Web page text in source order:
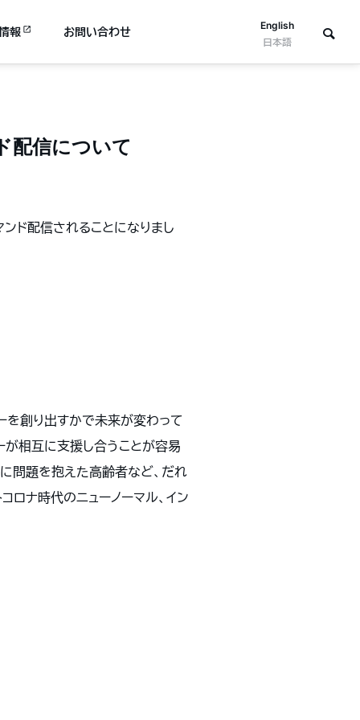
English
日本語
報 お問い合わせ
配信について
ド配信されることになりまし
を創り出すかで未来が変わって
が相互に支援し合うことが容易
問題を抱えた高齢者など、だれ
ロナ時代のニューノーマル、イン